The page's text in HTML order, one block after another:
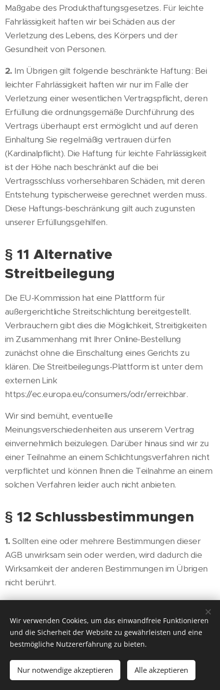
Maßgabe des Produkthaftungsgesetzes. Für leichte
Fahrlässigkeit haften wir bei Schäden aus der
Verletzung des Lebens, des Körpers und der
Gesundheit von Personen.
2. Im Übrigen gilt folgende beschränkte Haftung: Bei
leichter Fahrlässigkeit haften wir nur im Falle der
Verletzung einer wesentlichen Vertragspflicht, deren
Erfüllung die ordnungsgemäße Durchführung des
Vertrags überhaupt erst ermöglicht und auf deren
Einhaltung Sie regelmäßig vertrauen dürfen
(Kardinalpflicht). Die Haftung für leichte Fahrlässigkeit
ist der Höhe nach beschränkt auf die bei
Vertragsschluss vorhersehbaren Schäden, mit deren
Entstehung typischerweise gerechnet werden muss.
Diese Haftungs-beschränkung gilt auch zugunsten
unserer Erfüllungsgehilfen.
§ 11 Alternative
Streitbeilegung
Die EU-Kommission hat eine Plattform für
außergerichtliche Streitschlichtung bereitgestellt.
Verbrauchern gibt dies die Möglichkeit, Streitigkeiten
im Zusammenhang mit Ihrer Online-Bestellung
zunächst ohne die Einschaltung eines Gerichts zu
klären. Die Streitbeilegungs-Plattform ist unter dem
externen Link
https://ec.europa.eu/consumers/odr/erreichbar.
Wir sind bemüht, eventuelle
Meinungsverschiedenheiten aus unserem Vertrag
einvernehmlich beizulegen. Darüber hinaus sind wir zu
einer Teilnahme an einem Schlichtungsverfahren nicht
verpflichtet und können Ihnen die Teilnahme an einem
solchen Verfahren leider auch nicht anbieten.
§ 12 Schlussbestimmungen
1. Sollten eine oder mehrere Bestimmungen dieser
AGB unwirksam sein oder werden, wird dadurch die
Wirksamkeit der anderen Bestimmungen im Übrigen
nicht berührt.
ausschließlich deutsches Recht anwendbar unter
Ausschluss der Bestimmungen der United Nations
Convention on Contracts for the International Sale of
Goods (CISG, „UN- Kaufrecht“). Zwingende
Bestimmungen des Landes, in dem Sie sich gewöhnlich
Wir verwenden Cookies, um das einwandfreie Funktionieren
und die Sicherheit der Website zu gewährleisten und eine
bestmögliche Nutzererfahrung zu bieten.
Nur notwendige akzeptieren Alle akzeptieren